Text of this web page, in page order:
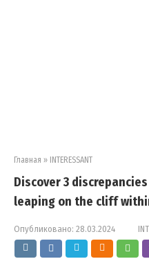
Главная » INTERESSANT
Discover 3
leaping on the cliff
Опубликовано: 28.03.2024